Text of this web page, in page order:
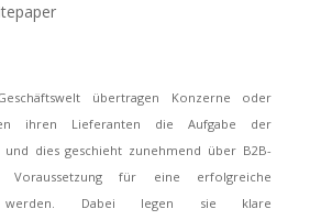
übertragen Konzerne oder
ihren Lieferanten die Aufgabe der
und dies geschieht zunehmend über B2B-
für eine erfolgreiche
werden. Dabei legen sie klare